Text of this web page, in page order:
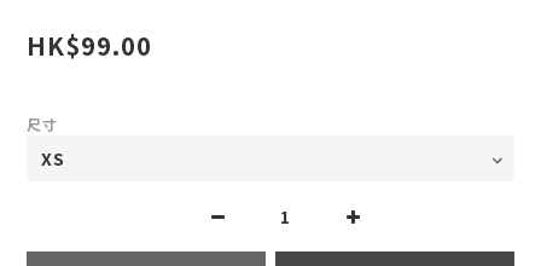
HK$99.00
尺寸